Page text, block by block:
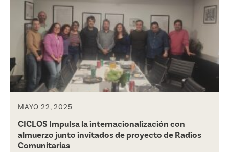
MAYO 22, 2025
CICLOS Impulsa la internacionalización con
almuerzo junto invitados de proyecto de Radios
Comunitarias